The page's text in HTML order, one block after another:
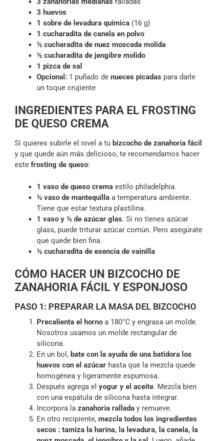
3 huevos
1 sobre de levadura química (16 g)
1 cucharadita de canela en polvo
½ cucharadita de nuez moscada molida
½ cucharadita de jengibre molido
1 pizca de sal
Opcional: 1 puñado de nueces picadas para darle
un toque crujiente
INGREDIENTES PARA EL FROSTING
DE QUESO CREMA
Si quieres subirle el nivel a tu bizcocho de zanahoria fácil
y que quede aún más delicioso, te recomendamos hacer
este frosting de queso:
1 vaso de queso crema estilo philadelphia.
½ vaso de mantequilla a temperatura ambiente.
Tiene que estar textura plastilina.
1 vaso y ½ de azúcar glas. Si no tienes azúcar
glass, puede triturar azúcar común. Pero asegúrate
que quede bien fina.
½ cucharadita de esencia de vainilla
CÓMO HACER UN BIZCOCHO DE
ZANAHORIA FÁCIL Y ESPONJOSO
PASO 1: PREPARAR LA MASA DEL BIZCOCHO
Precalienta el horno a 180°C y engrasa un molde.
Nosotros usamos un molde rectangular de
silicona.
En un bol, bate con la ayuda de una batidora los
huevos con el azúcar hasta que la mezcla quede
homogénea y ligeramente espumosa.
Después agrega el yogur y el aceite. Mezcla bien
con una espátula de silicona hasta integrar.
Incorpora la zanahoria rallada y remueve.
En otro recipiente, mezcla todos los ingredientes
secos : tamiza la harina, la levadura, la canela, la